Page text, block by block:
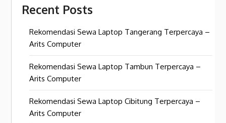
Recent Posts
Rekomendasi Sewa Laptop Tangerang Terpercaya –
Arits Computer
Rekomendasi Sewa Laptop Tambun Terpercaya –
Arits Computer
Rekomendasi Sewa Laptop Cibitung Terpercaya –
Arits Computer